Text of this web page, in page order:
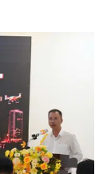
Công nghệ.
TP. Hà Nội